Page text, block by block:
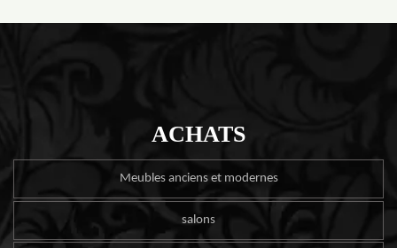
ACHATS
Meubles anciens et modernes
salons